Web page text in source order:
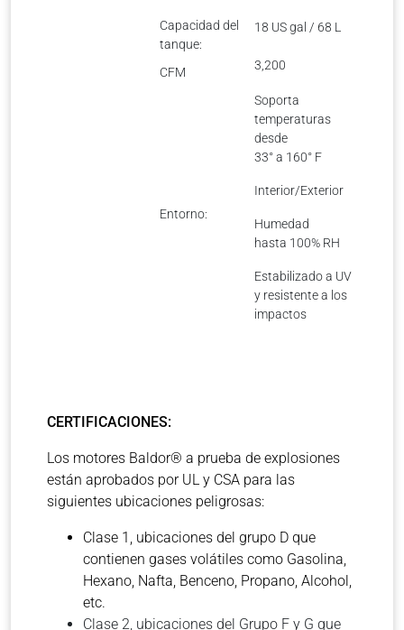
Capacidad del
tanque:
18 US gal / 68 L
CFM 3,200
Entorno:
Soporta
temperaturas
desde
33° a 160° F
Interior/Exterior
Humedad
hasta 100% RH
Estabilizado a UV
y resistente a los
impactos
CERTIFICACIONES:
Los motores Baldor® a prueba de explosiones
están aprobados por UL y CSA para las
siguientes ubicaciones peligrosas:
Clase 1, ubicaciones del grupo D que
contienen gases volátiles como Gasolina,
Hexano, Nafta, Benceno, Propano, Alcohol,
etc.
Clase 2, ubicaciones del Grupo F y G que